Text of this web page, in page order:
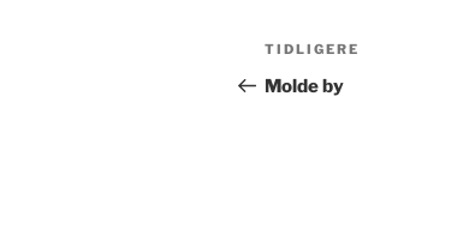
Forrige
innlegg
TIDLIGERE
Molde by